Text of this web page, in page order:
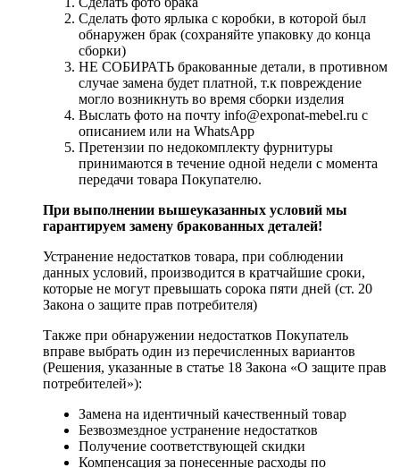
Сделать фото ярлыка с коробки, в которой был
обнаружен брак (сохраняйте упаковку до конца
сборки)
НЕ СОБИРАТЬ бракованные детали, в противном
случае замена будет платной, т.к повреждение
могло возникнуть во время сборки изделия
Выслать фото на почту info@exponat-mebel.ru с
описанием или на WhatsApp
Претензии по недокомплекту фурнитуры
принимаются в течение одной недели с момента
передачи товара Покупателю.
При выполнении вышеуказанных условий мы
гарантируем замену бракованных деталей!
Устранение недостатков товара, при соблюдении
данных условий, производится в кратчайшие сроки,
которые не могут превышать сорока пяти дней (ст. 20
Закона о защите прав потребителя)
Также при обнаружении недостатков Покупатель
вправе выбрать один из перечисленных вариантов
(Решения, указанные в статье 18 Закона «О защите прав
потребителей»):
Замена на идентичный качественный товар
Безвозмездное устранение недостатков
Получение соответствующей скидки
Компенсация за понесенные расходы по